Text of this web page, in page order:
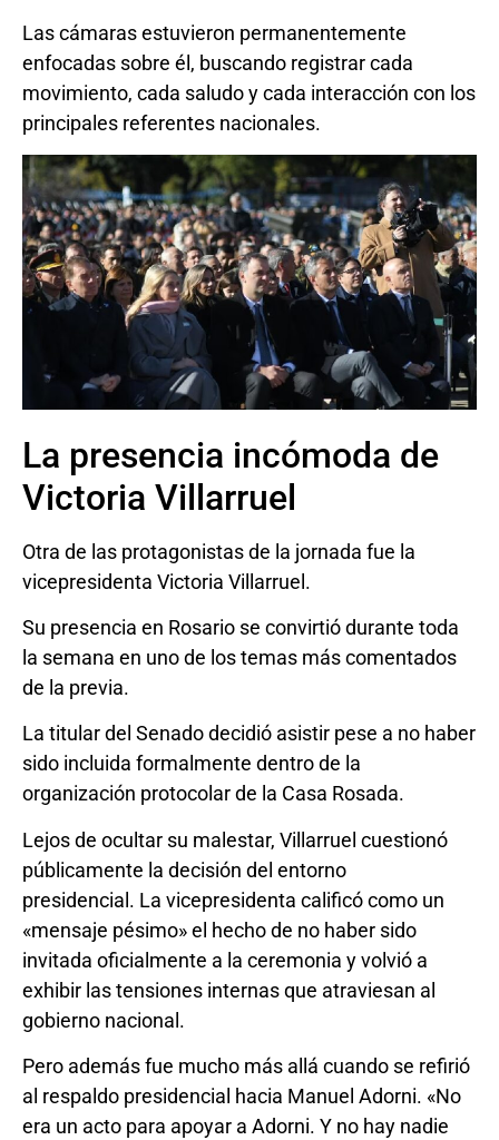
Las cámaras estuvieron permanentemente
enfocadas sobre él, buscando registrar cada
movimiento, cada saludo y cada interacción con los
principales referentes nacionales.
La presencia incómoda de
Victoria Villarruel
Otra de las protagonistas de la jornada fue la
vicepresidenta Victoria Villarruel.
Su presencia en Rosario se convirtió durante toda
la semana en uno de los temas más comentados
de la previa.
La titular del Senado decidió asistir pese a no haber
sido incluida formalmente dentro de la
organización protocolar de la Casa Rosada.
Lejos de ocultar su malestar, Villarruel cuestionó
públicamente la decisión del entorno
presidencial. La vicepresidenta calificó como un
«mensaje pésimo» el hecho de no haber sido
invitada oficialmente a la ceremonia y volvió a
exhibir las tensiones internas que atraviesan al
gobierno nacional.
Pero además fue mucho más allá cuando se refirió
al respaldo presidencial hacia Manuel Adorni. «No
era un acto para apoyar a Adorni. Y no hay nadie